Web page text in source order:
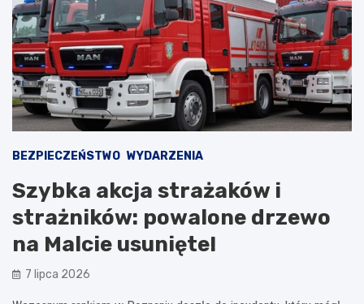
BEZPIECZEŃSTWO WYDARZENIA
Szybka akcja strażaków i
strażników: powalone drzewo
na Malcie usunięte!
7 lipca 2026